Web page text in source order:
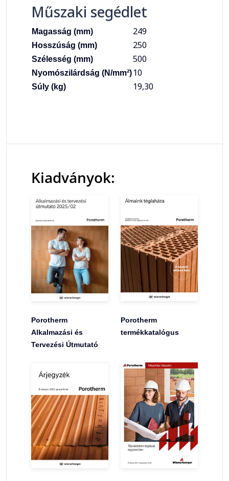
Műszaki segédlet
Magasság (mm) 249
Hosszúság (mm) 250
Szélesség (mm) 500
Nyomószilárdság (N/mm²) 10
Súly (kg) 19,30
Kiadványok:
Porotherm
Alkalmazási és
Tervezési Útmutató
Porotherm
termékkatalógus